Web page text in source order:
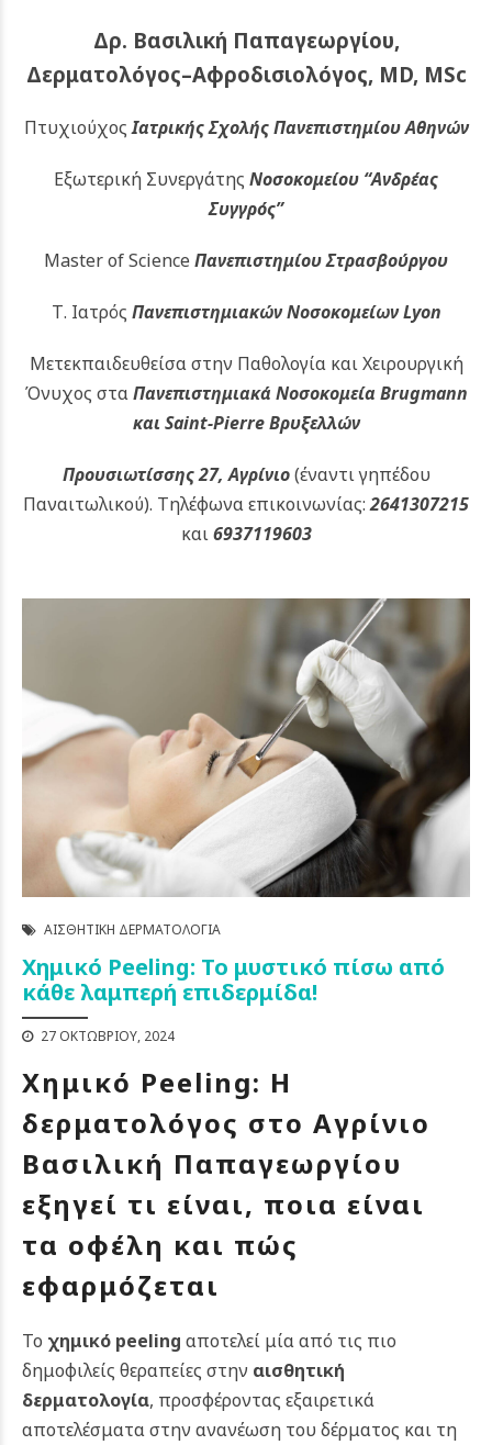
Δρ. Βασιλική Παπαγεωργίου,
Δερματολόγος–Αφροδισιολόγος, MD, MSc
ΠτυχιούχοςΙατρικής Σχολής Πανεπιστημίου Αθηνών
Εξωτερική Συνεργάτης Νοσοκομείου “Ανδρέας
Συγγρός”
Master of Science Πανεπιστημίου Στρασβούργου
Τ. Ιατρός Πανεπιστημιακών Νοσοκομείων Lyon
Μετεκπαιδευθείσα στην Παθολογία και Χειρουργική
Όνυχος σταΠανεπιστημιακά Νοσοκομεία Brugmann
και Saint-Pierre Βρυξελλών
Προυσιωτίσσης 27, Αγρίνιο(έναντι γηπέδου
Παναιτωλικού). Τηλέφωνα επικοινωνίας:2641307215
και6937119603
ΑΙΣΘΗΤΙΚΉ ΔΕΡΜΑΤΟΛΟΓΊΑ
Χημικό Peeling: Το μυστικό πίσω από
κάθε λαμπερή επιδερμίδα!
27 ΟΚΤΩΒΡΊΟΥ, 2024
Χημικό Peeling: Η
δερματολόγος στο Αγρίνιο
Βασιλική Παπαγεωργίου
εξηγεί τι είναι, ποια είναι
τα οφέλη και πώς
εφαρμόζεται
Το χημικό peeling αποτελεί μία από τις πιο
δημοφιλείς θεραπείες στην αισθητική
δερματολογία, προσφέροντας εξαιρετικά
αποτελέσματα στην ανανέωση του δέρματος και τη